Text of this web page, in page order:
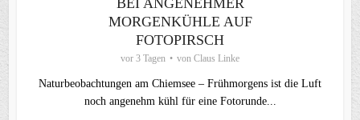
BEI ANGENEHMER
MORGENKÜHLE AUF
FOTOPIRSCH
vor 3 Tagen von Claus Linke
Naturbeobachtungen am Chiemsee – Frühmorgens ist die Luft
noch angenehm kühl für eine Fotorunde...